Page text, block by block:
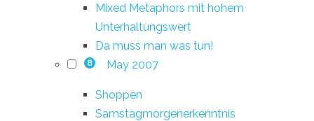
Mixed Metaphors mit hohem
Unterhaltungswert
Da muss man was tun!
8 May 2007
Shoppen
Samstagmorgenerkenntnis